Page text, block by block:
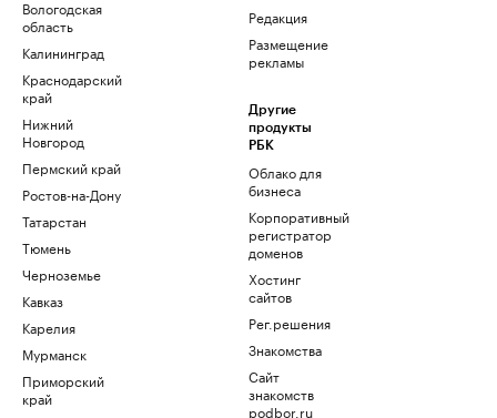
Вологодская
область
Калининград
Краснодарский
край
Нижний
Новгород
Пермский край
Ростов-на-Дону
Татарстан
Тюмень
Черноземье
Кавказ
Карелия
Мурманск
Приморский
край
Редакция
Размещение
рекламы
Другие
продукты
РБК
Облако для
бизнеса
Корпоративный
регистратор
доменов
Хостинг
сайтов
Рег.решения
Знакомства
Сайт
знакомств
podbor.ru